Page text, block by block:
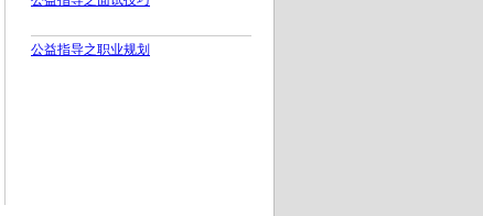
公益指导之职业规划